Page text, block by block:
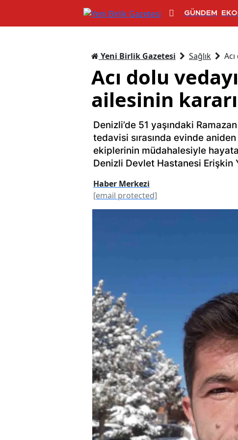
GÜNDEM
Yeni Birlik Gazetesi Sağlık
Acı dolu
ailesinin
Denizli’de 51 yaşındaki
tedavisi sırasında evinde
ekiplerinin müdahalesiyle
Denizli Devlet Hastanesi Erişkin
Haber Merkezi
[email protected]